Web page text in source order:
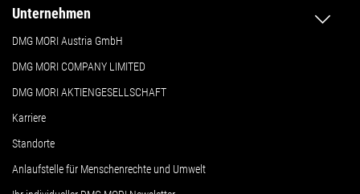
Unternehmen
DMG MORI Austria GmbH
DMG MORI COMPANY LIMITED
DMG MORI AKTIENGESELLSCHAFT
Karriere
Standorte
Anlaufstelle für Menschenrechte und Umwelt